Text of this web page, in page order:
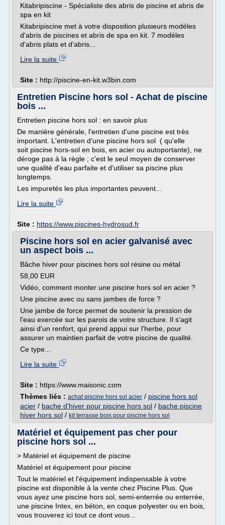
Kitabripiscine - Spécialiste des abris de piscine et abris de
spa en kit
Kitabripiscine met à votre disposition plusieurs modèles
d'abris de piscines et abris de spa en kit. 7 modèles
d'abris plats et d'abris...
Lire la suite
Site : http://piscine-en-kit.w3bin.com
Entretien Piscine hors sol - Achat de piscine
bois ...
Entretien piscine hors sol : en savoir plus
De manière générale, l'entretien d'une piscine est très
important. L'entretien d'une piscine hors sol ( qu'elle
soit piscine hors-sol en bois, en acier ou autoportante), ne
déroge pas à la règle ; c'est le seul moyen de conserver
une qualité d'eau parfaite et d'utiliser sa piscine plus
longtemps.
Les impuretés les plus importantes peuvent...
Lire la suite
Site : https://www.piscines-hydrosud.fr
Piscine hors sol en acier galvanisé avec
un aspect bois ...
Bâche hiver pour piscines hors sol résine ou métal
58,00 EUR
Vidéo, comment monter une piscine hors sol en acier ?
Une piscine avec ou sans jambes de force ?
Une jambe de force permet de soutenir la pression de
l'eau exercée sur les parois de votre structure. Il s'agit
ainsi d'un renfort, qui prend appui sur l'herbe, pour
assurer un maintien parfait de votre piscine de qualité.
Ce type...
Lire la suite
Site : https://www.maisonic.com
Thèmes liés : achat piscine hors sol acier / piscine hors sol
acier / bache d'hiver pour piscine hors sol / bache piscine
hiver hors sol / kit terrasse bois pour piscine hors sol
Matériel et équipement pas cher pour
piscine hors sol ...
> Matériel et équipement de piscine
Matériel et équipement pour piscine
Tout le matériel et l'équipement indispensable à votre
piscine est disponible à la vente chez Piscine Plus. Que
vous ayez une piscine hors sol, semi-enterrée ou enterrée,
une piscine Intex, en béton, en coque polyester ou en bois,
vous trouverez ici tout ce dont vous...